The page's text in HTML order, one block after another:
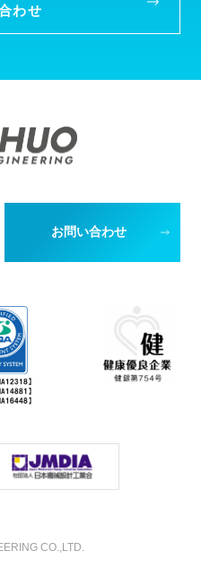
わせ
お問い合わせ
CO.,LTD.